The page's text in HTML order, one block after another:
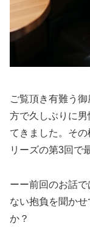
ご覧頂き有難う
方で久しぶりに
てきました。そ
リーズの第3回で
ーー前回のお話
ない抱負を聞か
か？